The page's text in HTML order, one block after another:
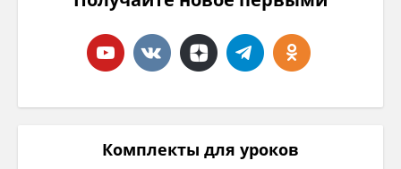
Комплекты для уроков